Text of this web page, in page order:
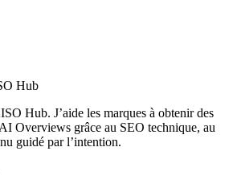
Hub
Hub. J’aide les marques à obtenir des
Overviews grâce au SEO technique, au
guidé par l’intention.